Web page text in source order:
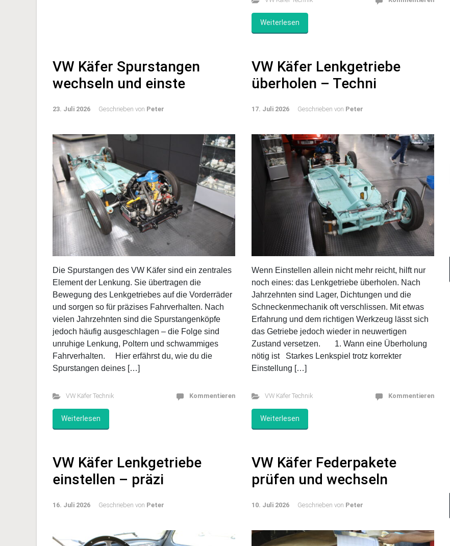
zu bestimmen. In diesem Artikel erfährst du, wo
du die Motornummer findest, wie du sie
VW Käfer Technik Kommentieren
Weiterlesen
VW Käfer Spurstangen
wechseln und einste
23. Juli 2026 Geschrieben vonPeter
Die Spurstangen des VW Käfer sind ein zentrales
Element der Lenkung. Sie übertragen die
Bewegung des Lenkgetriebes auf die Vorderräder
und sorgen so für präzises Fahrverhalten. Nach
jedoch häufig ausgeschlagen – die Folge sind
unruhige Lenkung, Poltern und schwammiges
Fahrverhalten. Hier erfährst du, wie du die
VW Käfer Technik Kommentieren
Weiterlesen
VW Käfer Lenkgetriebe
überholen – Techni
17. Juli 2026 Geschrieben vonPeter
Wenn Einstellen allein nicht mehr reicht, hilft nur
noch eines: das Lenkgetriebe überholen. Nach
Jahrzehnten sind Lager, Dichtungen und die
Schneckenmechanik oft verschlissen. Mit etwas
das Getriebe jedoch wieder in neuwertigen
Zustand versetzen. 1. Wann eine Überholung
nötig ist Starkes Lenkspiel trotz korrekter
VW Käfer Technik Kommentieren
Weiterlesen
VW Käfer Lenkgetriebe
VW Käfer Federpakete